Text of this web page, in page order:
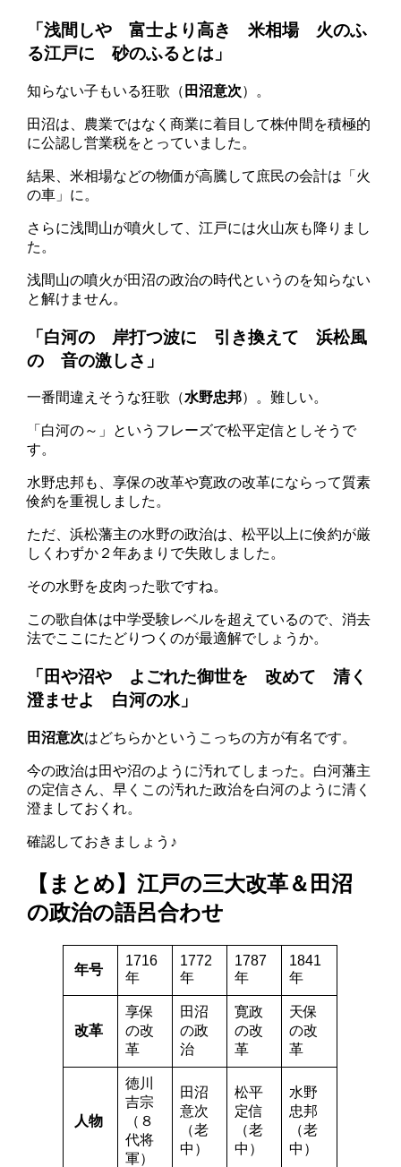
「浅間しや 富士より高き 米相場 火のふ
る江戸に 砂のふるとは」
知らない子もいる狂歌（ 田沼意次）。
田沼は、農業ではなく商業に着目して株仲間を積極的
に公認し営業税をとっていました。
結果、米相場などの物価が高騰して庶民の会計は「火
の車」に。
さらに浅間山が噴火して、江戸には火山灰も降りまし
た。
浅間山の噴火が田沼の政治の時代というのを知らない
と解けません。
「白河の 岸打つ波に 引き換えて 浜松風
の 音の激しさ」
一番間違えそうな狂歌（水野忠邦）。難しい。
「白河の～」というフレーズで松平定信としそうで
す。
水野忠邦も、享保の改革や寛政の改革にならって質素
倹約を重視しました。
ただ、浜松藩主の水野の政治は、松平以上に倹約が厳
しくわずか２年あまりで失敗しました。
その水野を皮肉った歌ですね。
この歌自体は中学受験レベルを超えているので、消去
法でここにたどりつくのが最適解でしょうか。
「田や沼や よごれた御世を 改めて 清く
澄ませよ 白河の水」
田沼意次はどちらかというこっちの方が有名です。
今の政治は田や沼のように汚れてしまった。白河藩主
の定信さん、早くこの汚れた政治を白河のように清く
澄ましておくれ。
確認しておきましょう♪
【まとめ】江戸の三大改革＆田沼
の政治の語呂合わせ
年号
1716
年
1772
年
1787
年
1841
年
改革
享保
の改
革
田沼
の政
治
寛政
の改
革
天保
の改
革
人物
徳川
吉宗
（８
代将
軍）
田沼
意次
（老
中）
松平
定信
（老
中）
水野
忠邦
（老
中）